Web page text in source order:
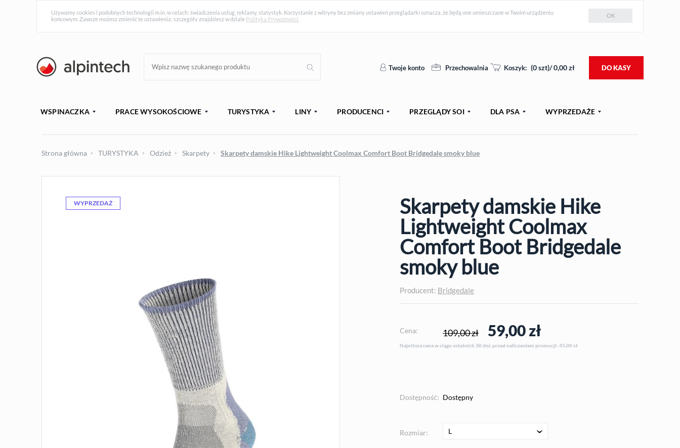
Używamy cookies i podobnych technologii m.in. w celach: świadczenia usług, reklamy, statystyk. Korzystanie z witryny bez zmiany ustawień przeglądarki oznacza, że będą one umieszczane w Twoim urządzeniu
końcowym. Zawsze możesz zmienić te ustawienia; szczegóły znajdziesz w dziale Polityka Prywatności.
OK
Twoje konto Przechowalnia Koszyk: (0szt)/0,00zł DO KASY
WSPINACZKA PRACE WYSOKOŚCIOWE TURYSTYKA LINY PRODUCENCI PRZEGLĄDY SOI DLA PSA WYPRZEDAŻE
Strona główna TURYSTYKA Odzież Skarpety Skarpety damskie Hike Lightweight Coolmax Comfort Boot Bridgedale smoky blue
WYPRZEDAŻ WYPRZEDAŻSkarpety damskie Hike
Lightweight Coolmax
Comfort Boot Bridgedale
smoky blue
Producent: Bridgedale
Cena: 109,00 zł 59,00zł
Najniższa cena w ciągu ostatnich 30 dni, przed naliczeniem promocji: 45,00zł
Dostępność: Dostępny
Rozmiar: L